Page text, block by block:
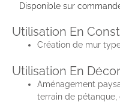
Disponible sur
Utilisation En
Création de mur
Utilisation En
Aménagement
terrain de pétanque,